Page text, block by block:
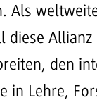
Als
diese
den
in Lehre,